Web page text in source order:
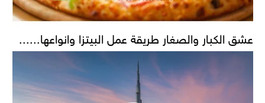
عشق الكبار والصغار طريقة عمل البيتزا وانواعها......